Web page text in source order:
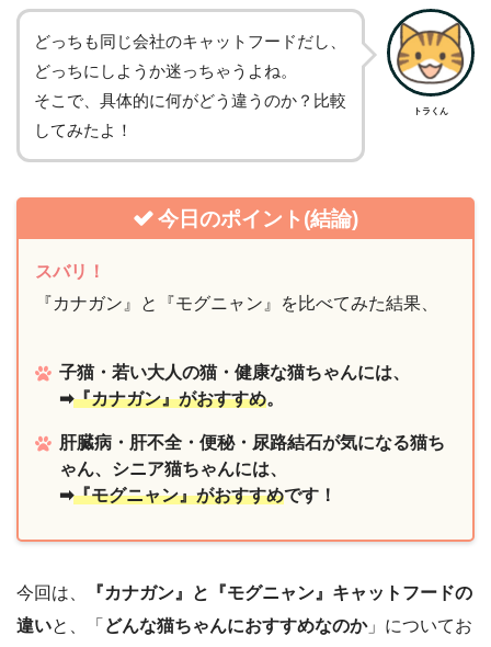
どっちも同じ会社のキャットフードだし、
どっちにしようか迷っちゃうよね。
そこで、具体的に何がどう違うのか？比較
してみたよ！
トラくん
今日のポイント(結論)
スバリ！
『カナガン』と『モグニャン』を比べてみた結果、
子猫・若い大人の猫・健康な猫ちゃんには、
➡『カナガン』がおすすめ。
肝臓病・肝不全・便秘・尿路結石が気になる猫ち
ゃん、シニア猫ちゃんには、
➡『モグニャン』がおすすめです！
今回は、
『カナガン』と『モグニャン』キャットフードの
違いと、「 どんな猫ちゃんにおすすめなのか」についてお